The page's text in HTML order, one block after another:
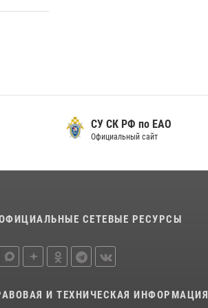
СУ СК РФ по ЕАО
Официальный сайт
СЕТЕВЫЕ РЕСУРСЫ
И ТЕХНИЧЕСКАЯ ИНФОРМАЦИЯ